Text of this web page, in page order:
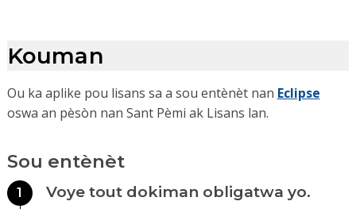
Kouman
Ou ka aplike pou lisans sa a sou entènèt nan Eclipse
oswa an pèsòn nan Sant Pèmi ak Lisans lan.
Sou entènèt
1 Voye tout dokiman obligatwa yo.